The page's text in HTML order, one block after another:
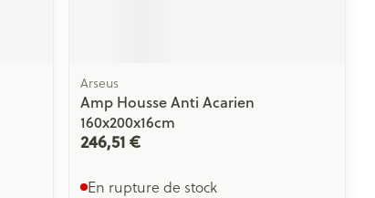
Arseus
Amp Housse Anti Acarien
160x200x16cm
246,51 €
En rupture de stock